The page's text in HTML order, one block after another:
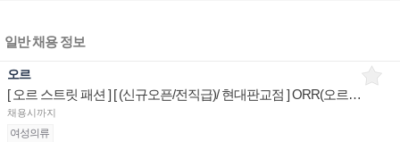
일반 채용 정보
오르
[ 오르 스트릿 패션 ] [ (신규오픈/전직급)/ 현대판교점 ] ORR(오르) 스페셜리스트 매장판매사원
채용시까지
여성의류